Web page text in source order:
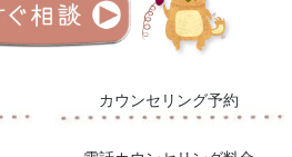
カウンセリング予約